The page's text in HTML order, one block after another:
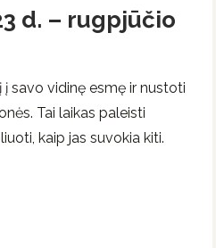
d. – rugpjūčio
savo vidinę esmę ir nustoti
Tai laikas paleisti
kaip jas suvokia kiti.